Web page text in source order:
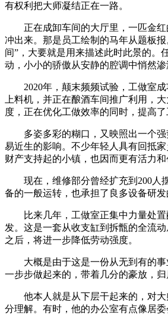
有权利把大师凝结正在一路。
正在成卸车间的大厅里，一匹金红
冲出来。那是员工绘制的马年从题板
间”，大要就是用来描述此时此景的。
动，小小的骄傲从安静的腔调中悄然渗
2020年，颠末频频试验，工做室成
上料机，并正在酿酒车间推广利用，
度，正在优化工做效率的同时，提高了
多姿多彩的糊口，又映照出一个强
易近生的影响。不少年轻人具有回抵
财产支持起的小镇，也因而更有活力和
现在，维修部分曾经扩充到200人
备的一般运转，也承担了良多设备研发
比来几年，工做室正集中力量处置
发。这是一套从收支缸到拆甑的全流
之后，将进一步降低劳动强度。
大概是由于这是一份从无到有的事
一步步做起来的，带着几分的豪放，归
他本人就是从下层干起来的，对大
分理解。有时，他的办公室有点像居